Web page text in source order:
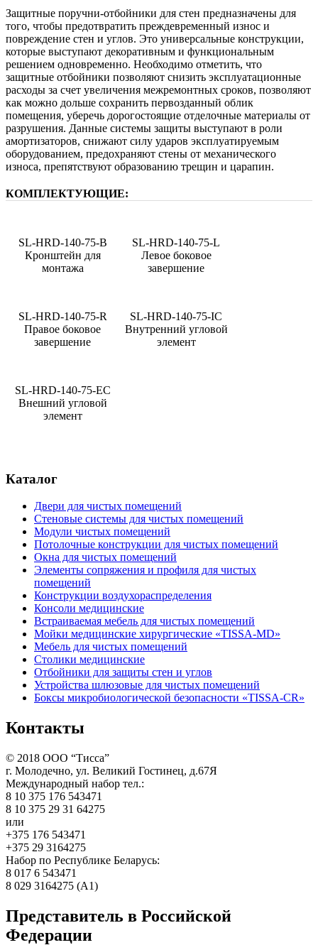
Защитные поручни-отбойники для стен предназначены для
того, чтобы предотвратить преждевременный износ и
повреждение стен и углов. Это универсальные конструкции,
которые выступают декоративным и функциональным
решением одновременно. Необходимо отметить, что
защитные отбойники позволяют снизить эксплуатационные
расходы за счет увеличения межремонтных сроков, позволяют
как можно дольше сохранить первозданный облик
помещения, уберечь дорогостоящие отделочные материалы от
разрушения. Данные системы защиты выступают в роли
амортизаторов, снижают силу ударов эксплуатируемым
оборудованием, предохраняют стены от механического
износа, препятствуют образованию трещин и царапин.
КОМПЛЕКТУЮЩИЕ:
SL-HRD-140-75-B
Кронштейн для
монтажа
SL-HRD-140-75-L
Левое боковое
завершение
SL-HRD-140-75-R
Правое боковое
завершение
SL-HRD-140-75-IC
Внутренний угловой
элемент
SL-HRD-140-75-EC
Внешний угловой
элемент
Каталог
Двери для чистых помещений
Стеновые системы для чистых помещений
Модули чистых помещений
Потолочные конструкции для чистых помещений
Окна для чистых помещений
Элементы сопряжения и профиля для чистых
помещений
Конструкции воздухораспределения
Консоли медицинские
Встраиваемая мебель для чистых помещений
Мойки медицинские хирургические «TISSA-MD»
Мебель для чистых помещений
Столики медицинские
Отбойники для защиты стен и углов
Устройства шлюзовые для чистых помещений
Боксы микробиологической безопасности «TISSA-CR»
Контакты
© 2018 ООО “Тисса”
г. Молодечно, ул. Великий Гостинец, д.67Я
Международный набор тел.:
8 10 375 176 543471
8 10 375 29 31 64275
или
+375 176 543471
+375 29 3164275
Набор по Республике Беларусь:
8 017 6 543471
8 029 3164275 (А1)
Представитель в Российской
Федерации